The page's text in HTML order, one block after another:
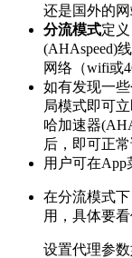
还是国外的网
分流模式定
(AHAspeed)
网络（wifi或
如有发现一
局模式即可
哈加速器
后，即可正常
用户可在App
在分流模式
用，具体要
设置代理参数